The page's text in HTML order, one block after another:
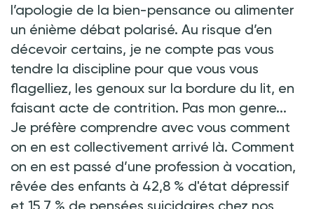
l’apologie de la bien-pensance ou alimenter
un énième débat polarisé. Au risque d’en
décevoir certains, je ne compte pas vous
tendre la discipline pour que vous vous
flagelliez, les genoux sur la bordure du lit, en
faisant acte de contrition. Pas mon genre...
Je préfère comprendre avec vous comment
on en est collectivement arrivé là. Comment
on en est passé d’une profession à vocation,
rêvée des enfants à 42,8 % d'état dépressif
et 15,7 % de pensées suicidaires chez nos